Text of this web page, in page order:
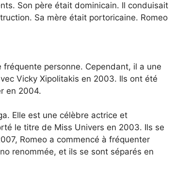
Son père était dominicain. Il conduisait
Sa mère était portoricaine. Romeo
personne. Cependant, il a une
Vicky Xipolitakis en 2003. Ils ont été
en 2004.
Elle est une célèbre actrice et
le titre de Miss Univers en 2003. Ils se
Romeo a commencé à fréquenter
renommée, et ils se sont séparés en